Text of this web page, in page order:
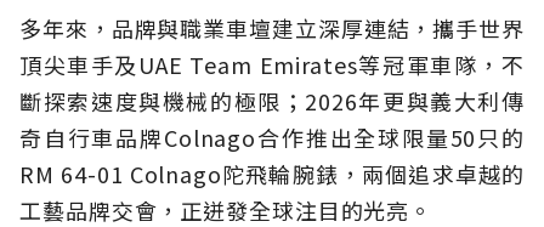
多年來，品牌與職業車壇建立深厚連結，攜手世界
頂尖車手及UAE Team Emirates等冠軍車隊，不
斷探索速度與機械的極限；2026年更與義大利傳
奇自行車品牌Colnago合作推出全球限量50只的
RM 64-01 Colnago陀飛輪腕錶，兩個追求卓越的
工藝品牌交會，正迸發全球注目的光亮。